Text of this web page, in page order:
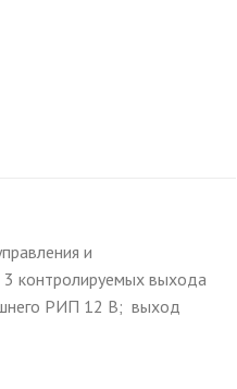
и
контролируемых выхода
РИП 12 В; выход